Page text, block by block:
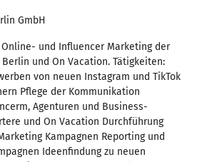
GmbH
und Influencer Marketing der
und On Vacation. Tätigkeiten:
von neuen Instagram und TikTok
Pflege der Kommunikation
Agenturen und Business-
und On Vacation Durchführung
Kampagnen Reporting und
Ideenfindung zu neuen